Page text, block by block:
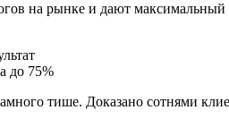
на рынке и дают максимальный
до 75%
тише. Доказано сотнями